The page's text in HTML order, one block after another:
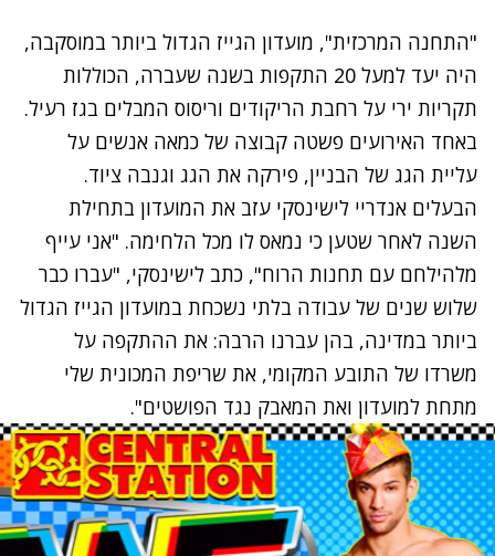
"התחנה המרכזית", מועדון הגייז הגדול ביותר במוסקבה,
היה יעד למעל 20 התקפות בשנה שעברה, הכוללות
תקריות ירי על רחבת הריקודים וריסוס המבלים בגז רעיל.
באחד האירועים פשטה קבוצה של כמאה אנשים על
עליית הגג של הבניין, פירקה את הגג וגנבה ציוד.
הבעלים אנדריי לישינסקי עזב את המועדון בתחילת
השנה לאחר שטען כי נמאס לו מכל הלחימה. "אני עייף
מלהילחם עם תחנות הרוח", כתב לישינסקי, "עברו כבר
שלוש שנים של עבודה בלתי נשכחת במועדון הגייז הגדול
ביותר במדינה, בהן עברנו הרבה: את ההתקפה על
משרדו של התובע המקומי, את שריפת המכונית שלי
מתחת למועדון ואת המאבק נגד הפושטים".